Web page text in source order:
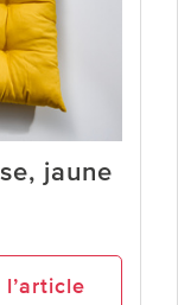
jaune
l’article